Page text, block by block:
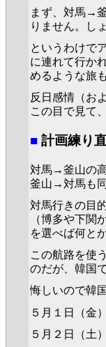
まず、対馬→
りません。し
というわけで
に連れて行か
めるような旅
反日感情（お
この目で見て
■ 計画練り
対馬→釜山の
釜山→対馬も同
対馬行きの目
（博多や下関
を選べば何と
この航路を使
のだが、韓国
悔しいので韓
５月１日（金
５月２日（土